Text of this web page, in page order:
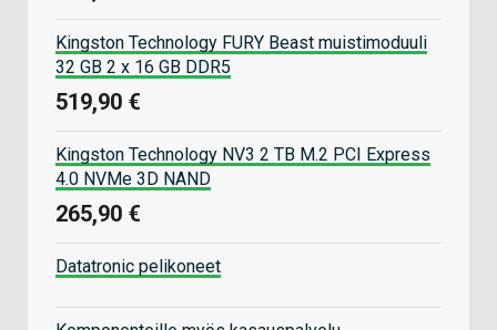
Kingston Technology FURY Beast muistimoduuli
32 GB 2 x 16 GB DDR5
519,90 €
Kingston Technology NV3 2 TB M.2 PCI Express
4.0 NVMe 3D NAND
265,90 €
Datatronic pelikoneet